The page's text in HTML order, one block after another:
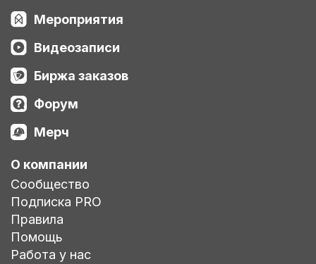
Мероприятия
Видеозаписи
Биржа заказов
Форум
Мерч
О компании
Сообщество
Подписка PRO
Правила
Помощь
Работа у нас